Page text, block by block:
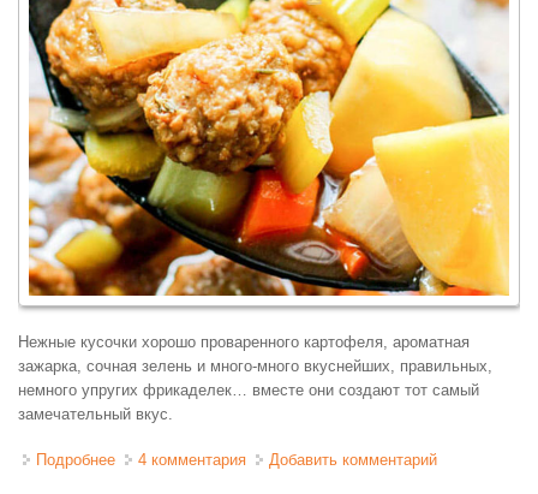
Нежные кусочки хорошо проваренного картофеля, ароматная
зажарка, сочная зелень и много-много вкуснейших, правильных,
немного упругих фрикаделек… вместе они создают тот самый
замечательный вкус.
Подробнее о Картофельный суп с фрикадельками
4 комментария Добавить комментарий